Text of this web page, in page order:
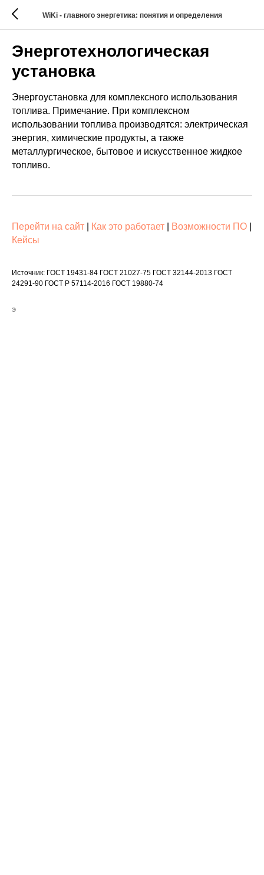
WiKi - главного энергетика: понятия и определения
Энерготехнологическая
установка
Энергоустановка для комплексного использования
топлива. Примечание. При комплексном
использовании топлива производятся: электрическая
энергия, химические продукты, а также
металлургическое, бытовое и искусственное жидкое
топливо.
Перейти на сайт Как это работает Возможности ПО
Кейсы
Источник: ГОСТ 19431-84 ГОСТ 21027-75 ГОСТ 32144-2013 ГОСТ
24291-90 ГОСТ Р 57114-2016 ГОСТ 19880-74
Э